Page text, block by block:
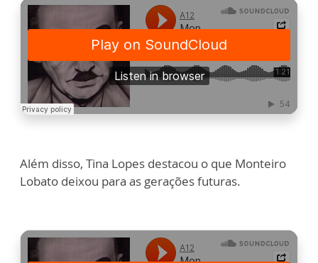
Além disso, Tina Lopes destacou o que Monteiro
Lobato deixou para as gerações futuras.